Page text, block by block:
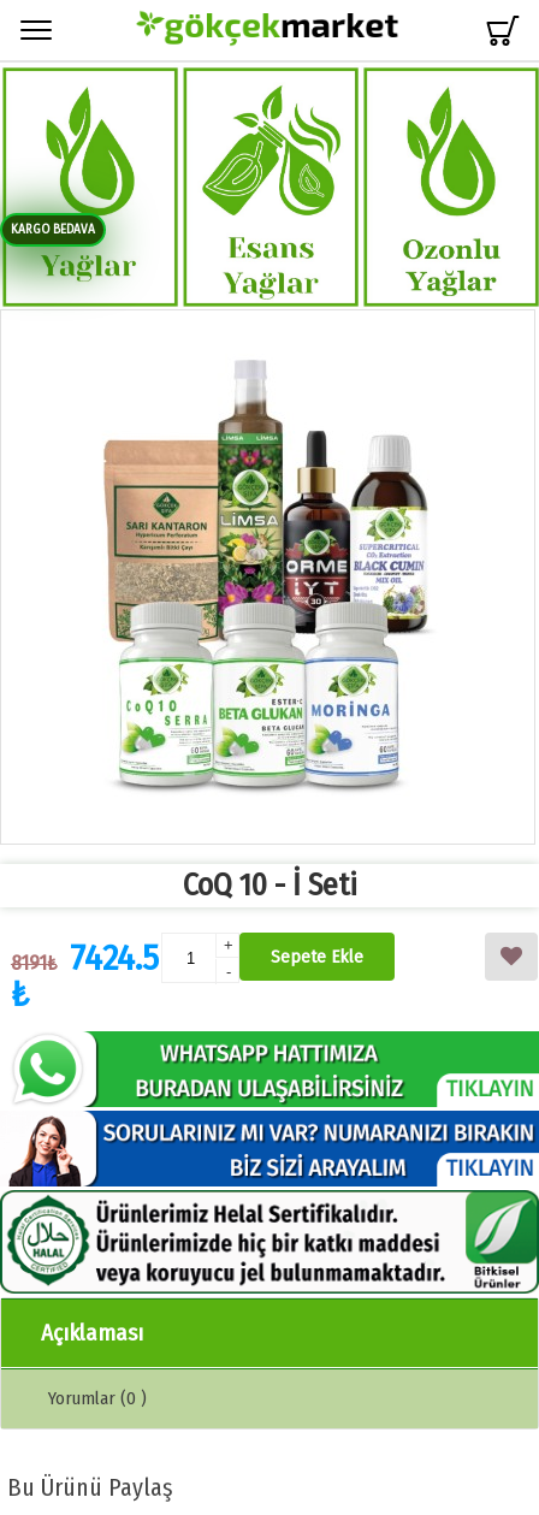
KARGO BEDAVA
CoQ 10 - İ Seti
8191₺ 7424.5
₺
+
-
Sepete Ekle
Açıklaması
Yorumlar (0 )
Bu Ürünü Paylaş